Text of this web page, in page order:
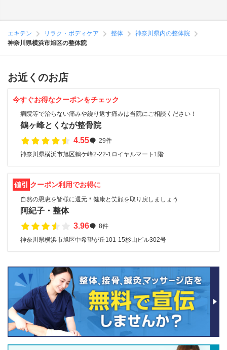
エキテン リラク・ボディケア 整体
神奈川県内の整体院
神奈川県横浜市旭区の整体院
お近くのお店
今すぐお得なクーポンをチェック
病院等で治らない痛みや繰り返す痛みは当院にご相談ください！
鶴ヶ峰とくなが整骨院
4.55
29件
神奈川県横浜市旭区鶴ケ峰2-22-1ロイヤルマート1階
値引 クーポン利用でお得に
自然の恩恵を皆様に還元＊健康と笑顔を取り戻しましょう
阿紀子・整体
3.96
8件
神奈川県横浜市旭区中希望が丘101-15杉山ビル302号